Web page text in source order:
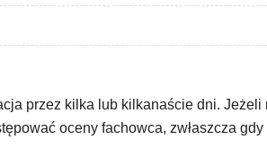
przez kilka lub kilkanaście dni.
oceny fachowca, zwłaszcza